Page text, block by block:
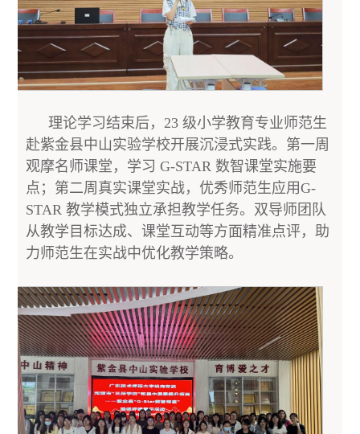
理论学习结束后，23 级小学教育专业师范生
赴紫金县中山实验学校开展沉浸式实践。第一周
观摩名师课堂，学习 G-STAR 数智课堂实施要
点；第二周真实课堂实战，优秀师范生应用G-
STAR 教学模式独立承担教学任务。双导师团队
从教学目标达成、课堂互动等方面精准点评，助
力师范生在实战中优化教学策略。